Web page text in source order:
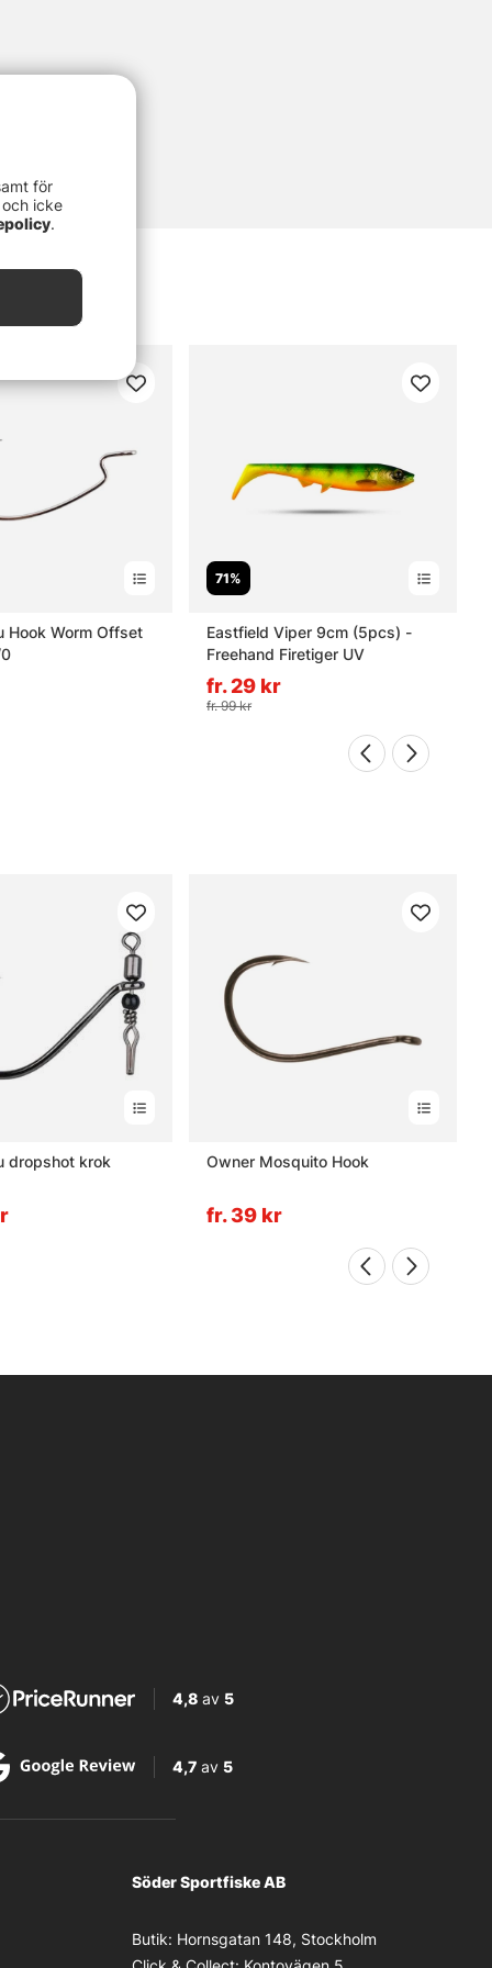
Hook Worm Offset
71%
Eastfield Viper 9cm (5pcs) -
Freehand Firetiger UV
fr. 29 kr
fr. 99 kr
dropshot krok Owner Mosquito Hook
fr. 39 kr
4,8av 5
4,7av 5
Söder Sportfiske AB
Butik: Hornsgatan 148, Stockholm
för
icke
.